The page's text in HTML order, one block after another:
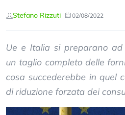
Stefano Rizzuti 02/08/2022
Ue e Italia si preparano ad
un taglio completo delle
cosa succederebbe in quel
di riduzione forzata dei